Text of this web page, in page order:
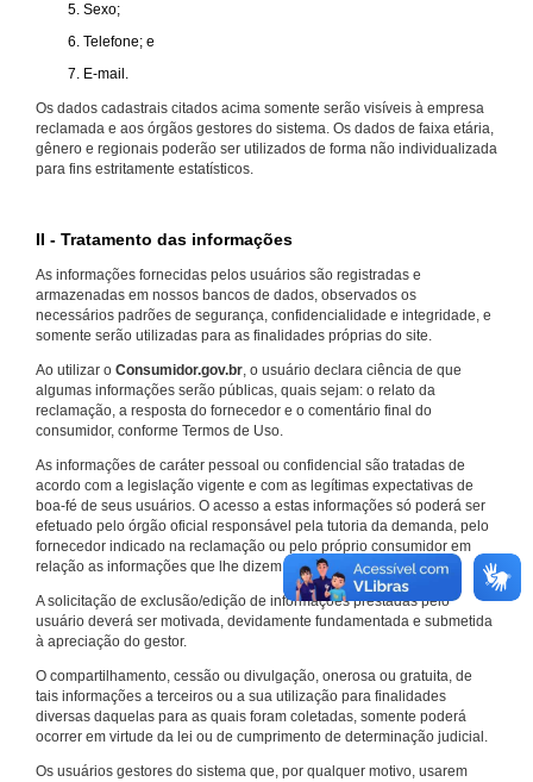
Sexo;
Telefone; e
E-mail.
Os dados cadastrais citados acima somente serão visíveis à empresa
reclamada e aos órgãos gestores do sistema. Os dados de faixa etária,
gênero e regionais poderão ser utilizados de forma não individualizada
para fins estritamente estatísticos.
II - Tratamento das informações
As informações fornecidas pelos usuários são registradas e
armazenadas em nossos bancos de dados, observados os
necessários padrões de segurança, confidencialidade e integridade, e
somente serão utilizadas para as finalidades próprias do site.
Ao utilizar o Consumidor.gov.br, o usuário declara ciência de que
algumas informações serão públicas, quais sejam: o relato da
reclamação, a resposta do fornecedor e o comentário final do
consumidor, conforme Termos de Uso.
As informações de caráter pessoal ou confidencial são tratadas de
acordo com a legislação vigente e com as legítimas expectativas de
boa-fé de seus usuários. O acesso a estas informações só poderá ser
efetuado pelo órgão oficial responsável pela tutoria da demanda, pelo
fornecedor indicado na reclamação ou pelo próprio consumidor em
relação as informações que lhe dizem respeito.
A solicitação de exclusão/edição de informações prestadas pelo
usuário deverá ser motivada, devidamente fundamentada e submetida
à apreciação do gestor.
O compartilhamento, cessão ou divulgação, onerosa ou gratuita, de
tais informações a terceiros ou a sua utilização para finalidades
diversas daquelas para as quais foram coletadas, somente poderá
ocorrer em virtude da lei ou de cumprimento de determinação judicial.
Os usuários gestores do sistema que, por qualquer motivo, usarem